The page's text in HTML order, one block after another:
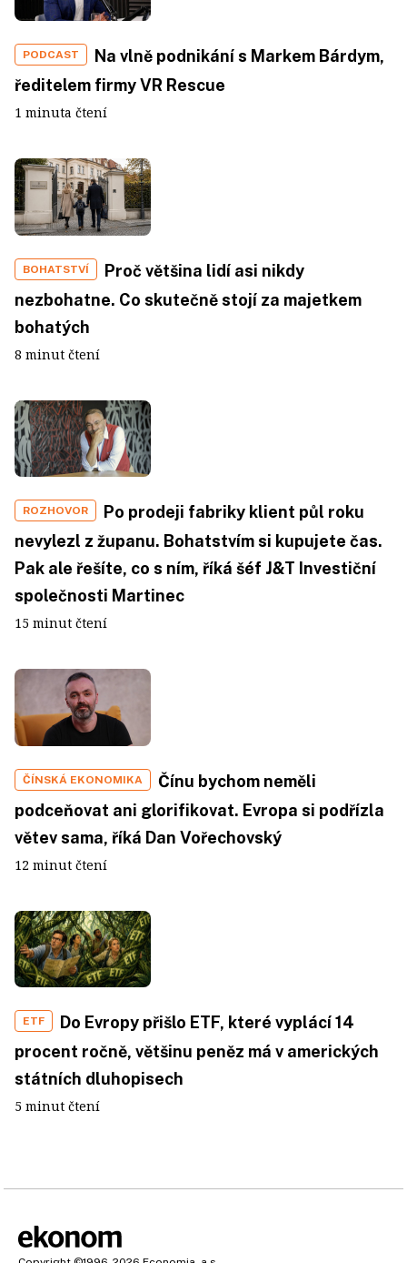
PODCAST
Na vlně podnikání s Markem Bárdym,
ředitelem firmy VR Rescue
1 minuta čtení
BOHATSTVÍ
Proč většina lidí asi nikdy
nezbohatne. Co skutečně stojí za majetkem
bohatých
8 minut čtení
ROZHOVOR
Po prodeji fabriky klient půl roku
nevylezl z županu. Bohatstvím si kupujete čas.
Pak ale řešíte, co s ním, říká šéf J&T Investiční
společnosti Martinec
15 minut čtení
ČÍNSKÁ EKONOMIKA
Čínu bychom neměli
podceňovat ani glorifikovat. Evropa si podřízla
větev sama, říká Dan Vořechovský
12 minut čtení
ETF
Do Evropy přišlo ETF, které vyplácí 14
procent ročně, většinu peněz má v amerických
státních dluhopisech
5 minut čtení